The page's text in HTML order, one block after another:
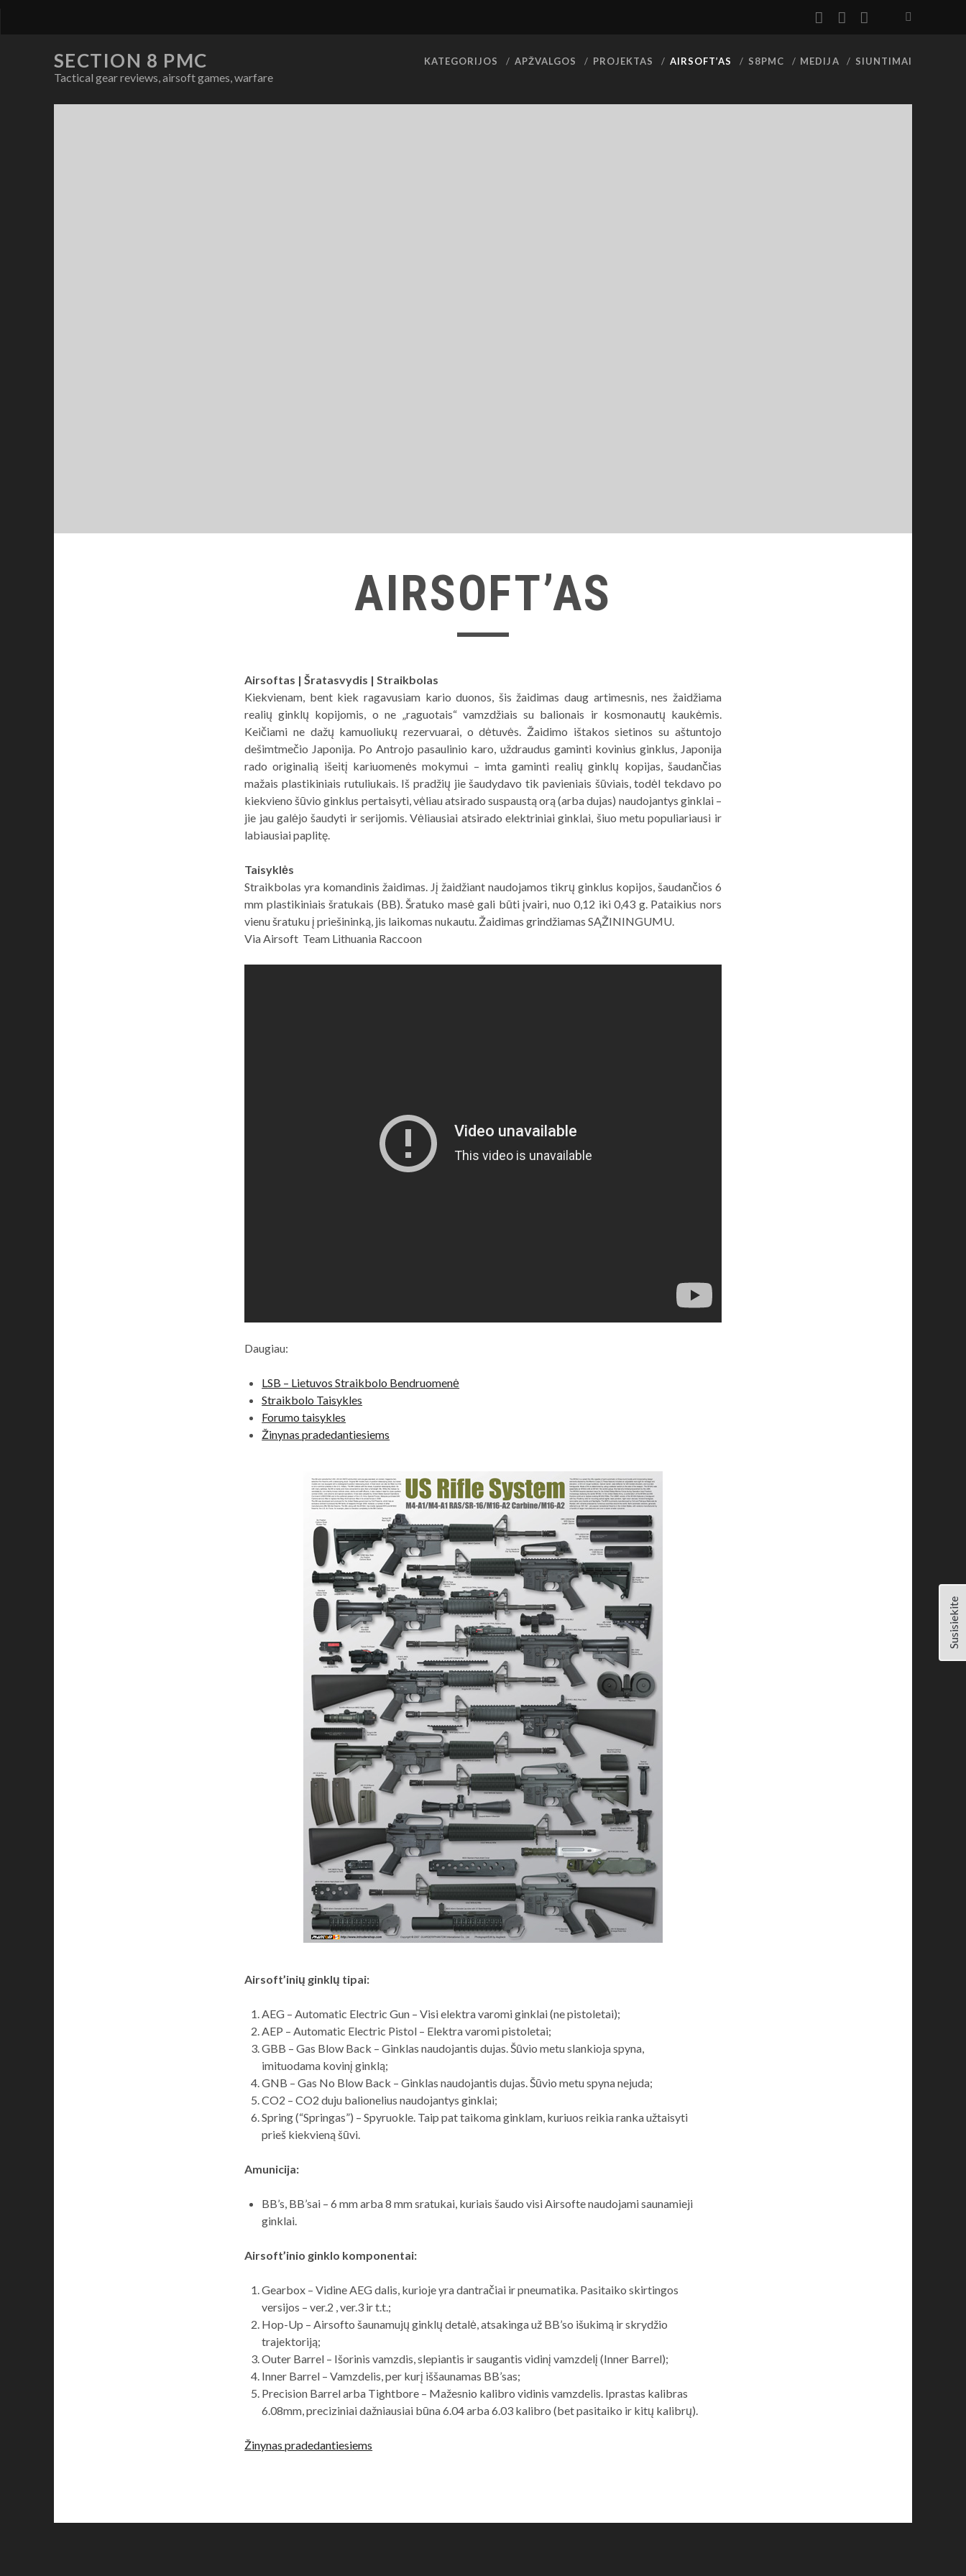
facebook
youtube
SECTION 8 PMC
Tactical gear reviews, airsoft games, warfare
KATEGORIJOS APŽVALGOS PROJEKTAS AIRSOFT’AS S8PMC MEDIJA SIUNTIMAI
AIRSOFT’AS
Airsoftas | Šratasvydis | Straikbolas
Kiekvienam, bent kiek ragavusiam kario duonos, šis žaidimas daug artimesnis, nes žaidžiama
realių ginklų kopijomis, o ne „raguotais“ vamzdžiais su balionais ir kosmonautų kaukėmis.
Keičiami ne dažų kamuoliukų rezervuarai, o dėtuvės. Žaidimo ištakos sietinos su aštuntojo
dešimtmečio Japonija. Po Antrojo pasaulinio karo, uždraudus gaminti kovinius ginklus, Japonija
rado originalią išeitį kariuomenės mokymui – imta gaminti realių ginklų kopijas, šaudančias
mažais plastikiniais rutuliukais. Iš pradžių jie šaudydavo tik pavieniais šūviais, todėl tekdavo po
kiekvieno šūvio ginklus pertaisyti, vėliau atsirado suspaustą orą (arba dujas) naudojantys ginklai –
jie jau galėjo šaudyti ir serijomis. Vėliausiai atsirado elektriniai ginklai, šiuo metu populiariausi ir
labiausiai paplitę.
Taisyklės
Straikbolas yra komandinis žaidimas. Jį žaidžiant naudojamos tikrų ginklus kopijos, šaudančios 6
mm plastikiniais šratukais (BB). Šratuko masė gali būti įvairi, nuo 0,12 iki 0,43 g. Pataikius nors
vienu šratuku į priešininką, jis laikomas nukautu. Žaidimas grindžiamas SĄŽININGUMU.
Via Airsoft Team Lithuania Raccoon
Daugiau:
LSB – Lietuvos Straikbolo Bendruomenė
Straikbolo Taisykles
Forumo taisykles
Žinynas pradedantiesiems
Airsoft’inių ginklų tipai:
AEG – Automatic Electric Gun – Visi elektra varomi ginklai (ne pistoletai);
AEP – Automatic Electric Pistol – Elektra varomi pistoletai;
GBB – Gas Blow Back – Ginklas naudojantis dujas. Šūvio metu slankioja spyna,
imituodama kovinį ginklą;
GNB – Gas No Blow Back – Ginklas naudojantis dujas. Šūvio metu spyna nejuda;
CO2 – CO2 duju balionelius naudojantys ginklai;
Spring (“Springas”) – Spyruokle. Taip pat taikoma ginklam, kuriuos reikia ranka užtaisyti
prieš kiekvieną šūvi.
Amunicija:
BB’s, BB’sai – 6 mm arba 8 mm sratukai, kuriais šaudo visi Airsofte naudojami saunamieji
ginklai.
Airsoft’inio ginklo komponentai:
Gearbox – Vidine AEG dalis, kurioje yra dantračiai ir pneumatika. Pasitaiko skirtingos
versijos – ver.2 , ver.3 ir t.t.;
Hop-Up – Airsofto šaunamujų ginklų detalė, atsakinga už BB’so išukimą ir skrydžio
trajektoriją;
Outer Barrel – Išorinis vamzdis, slepiantis ir saugantis vidinį vamzdelį (Inner Barrel);
Inner Barrel – Vamzdelis, per kurį iššaunamas BB’sas;
Precision Barrel arba Tightbore – Mažesnio kalibro vidinis vamzdelis. Iprastas kalibras
6.08mm, preciziniai dažniausiai būna 6.04 arba 6.03 kalibro (bet pasitaiko ir kitų kalibrų).
Žinynas pradedantiesiems
Susisiekite